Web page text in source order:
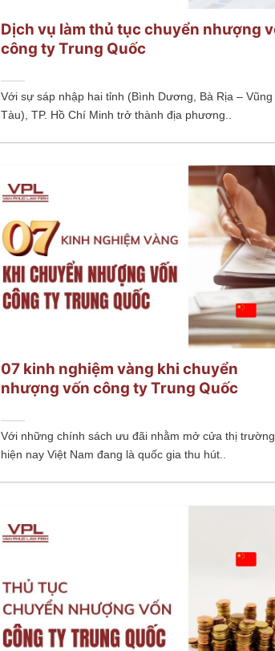
Dịch vụ làm thủ tục chuyển nhượng
công ty Trung Quốc
Với sự sáp nhập hai tỉnh (Bình Dương, Bà Rịa – Vũng
Tàu), TP. Hồ Chí Minh trở thành địa phương..
07 kinh nghiệm vàng khi chuyển
nhượng vốn công ty Trung Quốc
Với những chính sách ưu đãi nhằm mở cửa thị
hiện nay Việt Nam đang là quốc gia thu hút..